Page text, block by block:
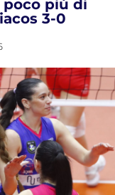
più di
3-0